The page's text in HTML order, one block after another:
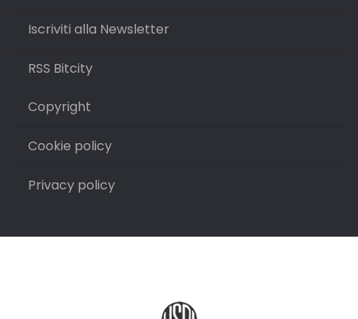
Iscriviti alla Newsletter
RSS Bitcity
Copyright
Cookie policy
Privacy policy